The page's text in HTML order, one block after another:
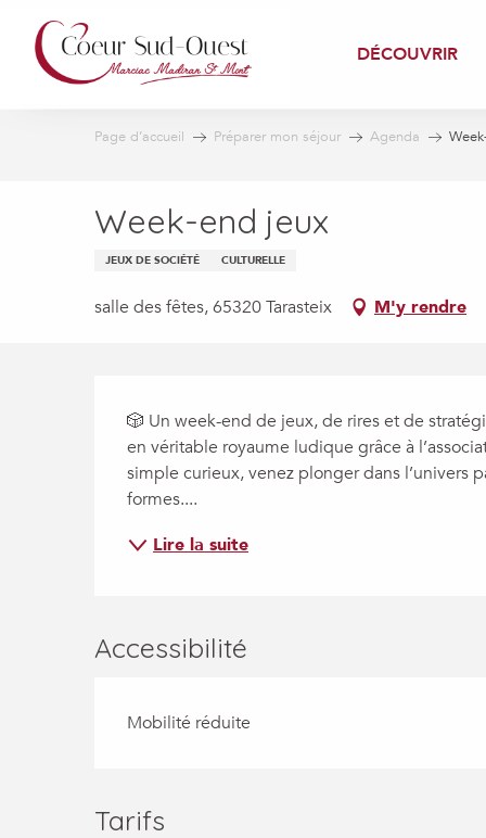
contenu
principal
DÉCOUVRIR
Page d’accueil Préparer mon séjour Agenda
Week-end jeux
JEUX DE SOCIÉTÉ CULTURELLE
salle des fêtes, 65320 Tarasteix M'y rendre
Description
🎲 Un week-end de jeux, de rires et de
en véritable royaume ludique grâce à
simple curieux, venez plonger dans l’univers
formes....
Lire la suite
Accessibilité
Mobilité réduite
Tarifs